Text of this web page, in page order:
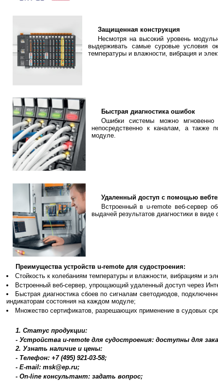
Защищенная конструкция
Несмотря на высокий уровень
выдерживать самые суровые условия
температуры и влажности, вибрация и
Быстрая диагностика ошибок
Ошибки системы можно мгновенно
непосредственно к каналам, а также
модуле.
Удаленный доступ с помощью
Встроенный в u-remote веб-сервер
выдачей результатов диагностики в
Преимущества устройств u-remote для судостроения:
Стойкость к колебаниям температуры и влажности, вибрациям и
Встроенный веб-сервер, упрощающий удаленный доступ через
Быстрая диагностика сбоев по сигналам светодиодов,
индикаторам состояния на каждом модуле;
Множество сертификатов, разрешающих применение в судовых
1. Статус продукции:
- Устройства u-remote для судостроения: доступны для
2. Узнать наличие и цены:
- Телефон: +7 (495) 921-03-58;
- E-mail: msk@ep.ru;
- On-line консультант: задать вопрос;